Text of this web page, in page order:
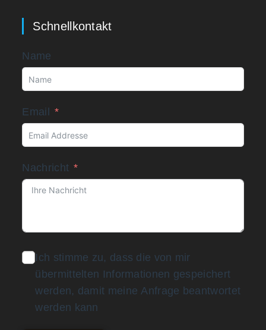
Schnellkontakt
Name
Email
Nachricht
Ich stimme zu, dass die von mir
übermittelten Informationen gespeichert
werden, damit meine Anfrage beantwortet
werden kann